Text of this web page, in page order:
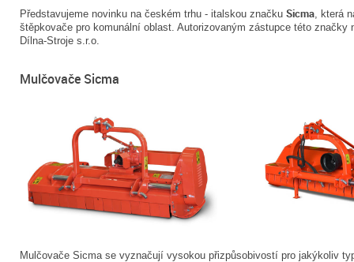
Představujeme novinku na českém trhu - italskou značku Sicma, která
štěpkovače pro komunální oblast. Autorizovaným zástupce této značky
Dílna-Stroje s.r.o.
Mulčovače Sicma
Mulčovače Sicma se vyznačují vysokou přizpůsobivostí pro jakýkoliv